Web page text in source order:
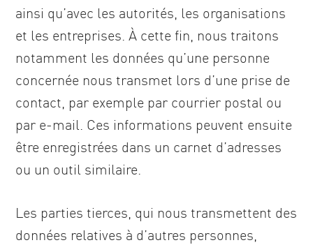
ainsi qu’avec les autorités, les organisations
et les entreprises. À cette fin, nous traitons
notamment les données qu’une personne
concernée nous transmet lors d’une prise de
contact, par exemple par courrier postal ou
par e-mail. Ces informations peuvent ensuite
être enregistrées dans un carnet d’adresses
ou un outil similaire.
Les parties tierces, qui nous transmettent des
données relatives à d’autres personnes,